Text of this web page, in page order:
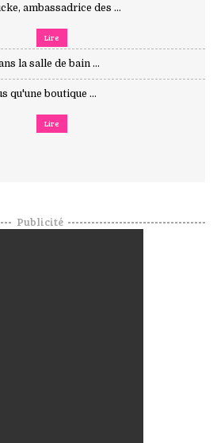
ambassadrice des ...
Lire
la salle de bain ...
qu'une boutique ...
Lire
Publicité